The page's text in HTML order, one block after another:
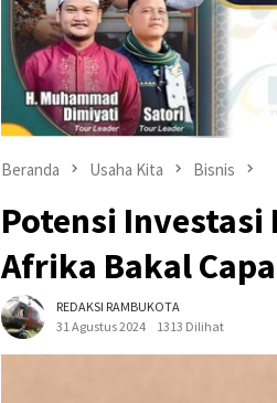
Beranda Usaha Kita Bisnis
Potensi Investasi
Afrika Bakal
REDAKSI RAMBUKOTA
31 Agustus 2024
1313 Dilihat